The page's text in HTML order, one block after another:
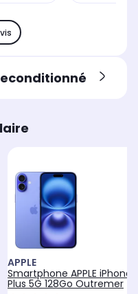
APPLE
Smartphone APPLE iPhone
Plus 5G 128Go Outremer